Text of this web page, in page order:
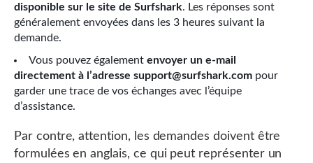
disponible sur le site de Surfshark. Les réponses sont
généralement envoyées dans les 3 heures suivant la
demande.
Vous pouvez également envoyer un e-mail
directement à l’adresse support@surfshark.com pour
garder une trace de vos échanges avec l’équipe
d’assistance.
Par contre, attention, les demandes doivent être
formulées en anglais, ce qui peut représenter un